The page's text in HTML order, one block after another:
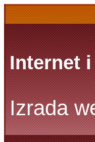
Internet
Izrada